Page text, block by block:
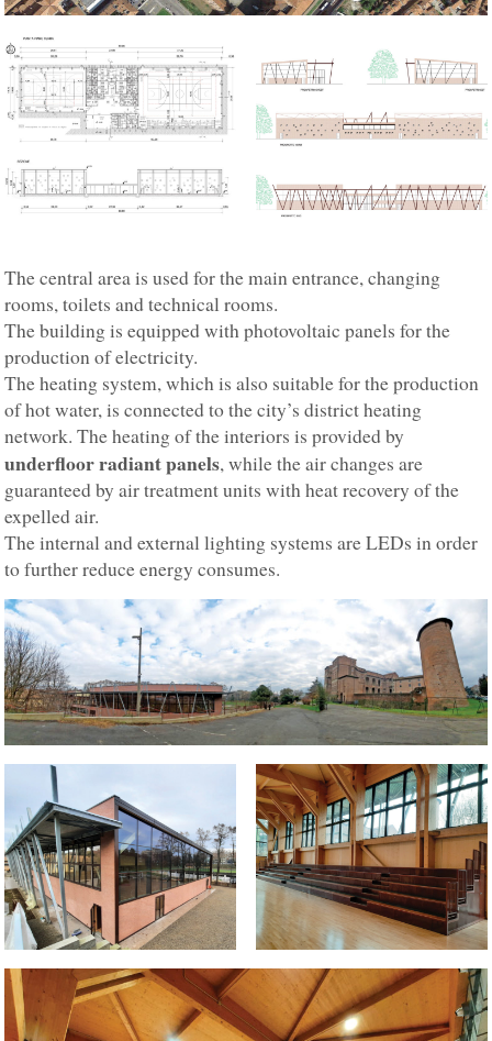
The central area is used for the main entrance, changing
rooms, toilets and technical rooms.
The building is equipped with photovoltaic panels for the
production of electricity.
The heating system, which is also suitable for the production
of hot water, is connected to the city’s district heating
network. The heating of the interiors is provided by
underfloor radiant panels, while the air changes are
guaranteed by air treatment units with heat recovery of the
expelled air.
The internal and external lighting systems are LEDs in order
to further reduce energy consumes.